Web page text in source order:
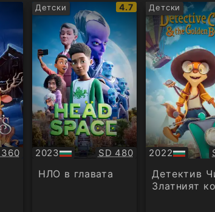
Детски
IMDb
рейтинг:
4.7
2023
БГ
аудио
Качество:
SD 480
НЛО в главата
Детски
2022
БГ
аудио
Детектив
Златният